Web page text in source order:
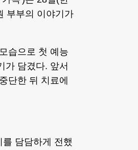
부부의 이야기가
습으로 첫 예능
가 담겼다. 앞서
단한 뒤 치료에
담담하게 전했